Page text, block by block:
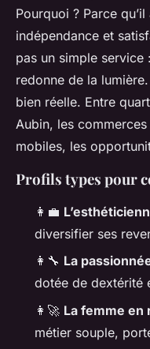
Pourquoi ? Parce
indépendance et
pas un simple
redonne de la
bien réelle. Entre
Aubin, les
mobiles, les
Profils types pour
👩‍💼
diversifier ses
👩‍🔧 La
dotée de dextérité
👩‍🚀 La femme
métier souple,